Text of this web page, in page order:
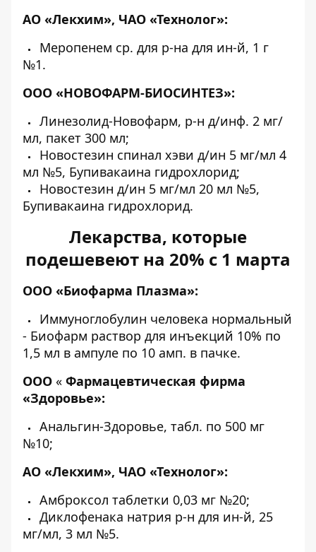
АО «Лекхим», ЧАО «Технолог»:
Меропенем ср. для р-на для ин-й, 1 г
№1.
ООО «НОВОФАРМ-БИОСИНТЕЗ»:
Линезолид-Новофарм, р-н д/инф. 2 мг/
мл, пакет 300 мл;
Новостезин спинал хэви д/ин 5 мг/мл 4
мл №5, Бупивакаина гидрохлорид;
Новостезин д/ин 5 мг/мл 20 мл №5,
Бупивакаина гидрохлорид.
Лекарства, которые
подешевеют на 20% с 1 марта
ООО «Биофарма Плазма»:
Иммуноглобулин человека нормальный
- Биофарм раствор для инъекций 10% по
1,5 мл в ампуле по 10 амп. в пачке.
ООО « Фармацевтическая фирма
«Здоровье»:
Анальгин-Здоровье, табл. по 500 мг
№10;
АО «Лекхим», ЧАО «Технолог»:
Амброксол таблетки 0,03 мг №20;
Диклофенака натрия р-н для ин-й, 25
мг/мл, 3 мл №5.